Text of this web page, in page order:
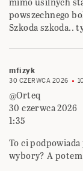
powszechnego
Szkoda szkoda..
mfizyk
30 CZERWCA 2026
@Orteq
30 czerwca 2026
1:35
To ci
wybory? A